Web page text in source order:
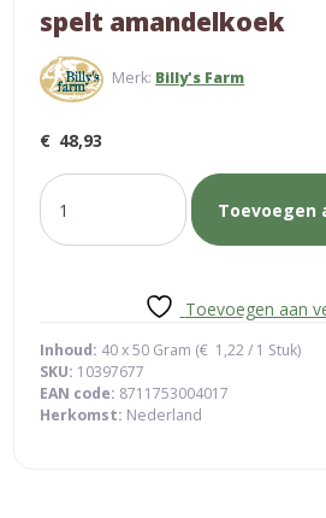
spelt amandelkoek
Merk: Billy's Farm
€ 48,93
spelt
amandelkoek
aantal
Toevoegen
Toevoegen aan
Inhoud: 40 x 50 Gram (€ 1,22/ 1 Stuk)
SKU: 10397677
EAN code: 8711753004017
Herkomst: Nederland